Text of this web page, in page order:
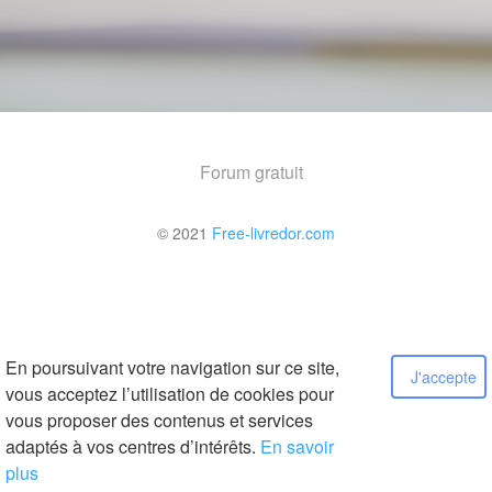
En poursuivant votre navigation sur ce site,
vous acceptez l’utilisation de cookies pour
vous proposer des contenus et services
adaptés à vos centres d’intérêts. En savoir
plus
J'accepte
Forum gratuit
© 2021 Free-livredor.com